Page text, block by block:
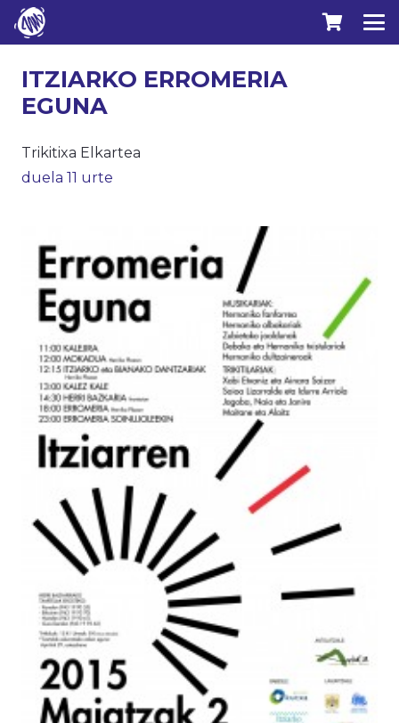
ITZIARKO ERROMERIA
EGUNA
Trikitixa Elkartea
duela 11 urte